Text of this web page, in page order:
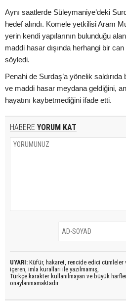
Aynı saatlerde Süleymaniye’deki
hedef alındı. Komele yetkilisi Aram
yerin kendi yapılarının bulunduğu
maddi hasar dışında herhangi bir can
söyledi.
Penahi de Surdaş’a yönelik saldırıda
ve maddi hasar meydana geldiğini,
hayatını kaybetmediğini ifade etti.
HABERE YORUM KAT
UYARI: Küfür, hakaret, rencide edici cümleler
içeren, imla kuralları ile yazılmamış,
Türkçe karakter kullanılmayan ve büyük
onaylanmamaktadır.